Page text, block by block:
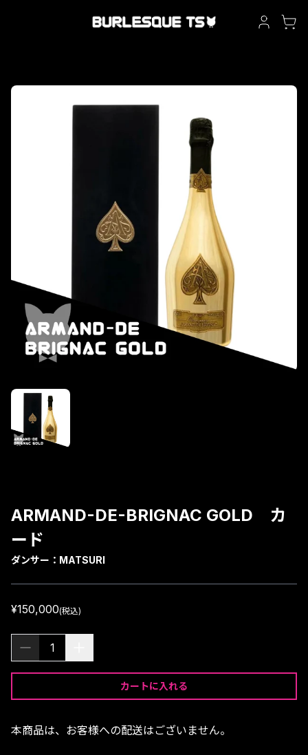
ARMAND-DE-BRIGNAC GOLD カ
ード
ダンサー： MATSURI
¥150,000(税込)
1
カートに入れる
本商品は、お客様への配送はございません。